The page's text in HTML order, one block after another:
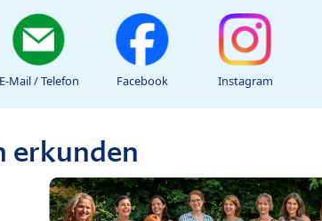
E-Mail / Telefon Facebook Instagram
erkunden